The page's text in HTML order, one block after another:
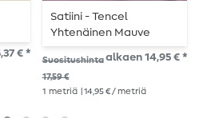
€ *
Satiini - Tencel
Yhtenäinen Mauve
Suositushinta
17,59 €
alkaen 14,95 € *
1 metriä | 14,95 € / metriä